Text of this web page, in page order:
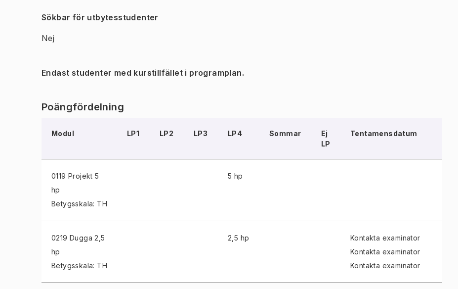
Sökbar för utbytesstudenter
Nej
Endast studenter med kurstillfället i programplan.
Poängfördelning
Modul LP1 LP2 LP3 LP4 Sommar
Ej
LP
Tentamensdatum
0119 Projekt 5
hp
Betygsskala: TH
5 hp
0219 Dugga 2,5
hp
Betygsskala: TH
2,5 hp
Kontakta examinator
Kontakta examinator
Kontakta examinator